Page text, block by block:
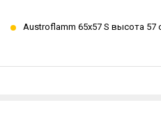
Austroflamm 65x57 S высота 57